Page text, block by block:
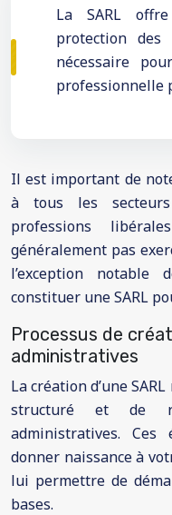
La SARL
protection
nécessaire
professionnelle
Il est important de
à tous les secteurs
professions
généralement pas
l’exception notable
constituer une SARL
Processus de
administratives
La création d’une
structuré et de
administratives.
donner naissance à
lui permettre de
bases.